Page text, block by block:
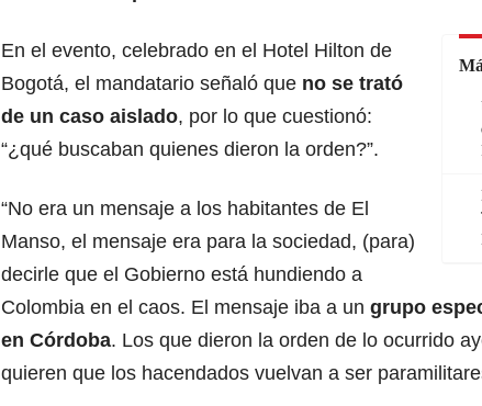
En el evento, celebrado en el Hotel Hilton de
Bogotá, el mandatario señaló que no se trató
de un caso aislado, por lo que cuestionó:
“¿qué buscaban quienes dieron la orden?”.
“No era un mensaje a los habitantes de El
Manso, el mensaje era para la sociedad, (para)
decirle que el Gobierno está hundiendo a
Colombia en el caos. El mensaje iba a un grupo
en Córdoba. Los que dieron la orden de lo ocurrido
quieren que los hacendados vuelvan a ser